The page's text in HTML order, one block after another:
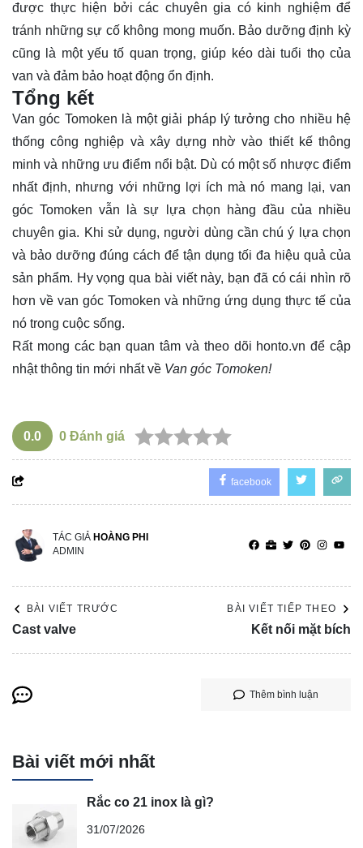
được thực hiện bởi các chuyên gia có kinh nghiệm để
tránh những sự cố không mong muốn. Bảo dưỡng định kỳ
cũng là một yếu tố quan trọng, giúp kéo dài tuổi thọ của
van và đảm bảo hoạt động ổn định.
Tổng kết
Van góc Tomoken là một giải pháp lý tưởng cho nhiều hệ
thống công nghiệp và xây dựng nhờ vào thiết kế thông
minh và những ưu điểm nổi bật. Dù có một số nhược điểm
nhất định, nhưng với những lợi ích mà nó mang lại, van
góc Tomoken vẫn là sự lựa chọn hàng đầu của nhiều
chuyên gia. Khi sử dụng, người dùng cần chú ý lựa chọn
và bảo dưỡng đúng cách để tận dụng tối đa hiệu quả của
sản phẩm. Hy vọng qua bài viết này, bạn đã có cái nhìn rõ
hơn về van góc Tomoken và những ứng dụng thực tế của
nó trong cuộc sống.
Rất mong các bạn quan tâm và theo dõi honto.vn để cập
nhật thông tin mới nhất về Van góc Tomoken!
0.0 0 Đánh giá
facebook
TÁC GIẢ HOÀNG PHI
ADMIN
BÀI VIẾT TRƯỚC
Cast valve
BÀI VIẾT TIẾP THEO
Kết nối mặt bích
Thêm bình luận
Bài viết mới nhất
Rắc co 21 inox là gì?
31/07/2026